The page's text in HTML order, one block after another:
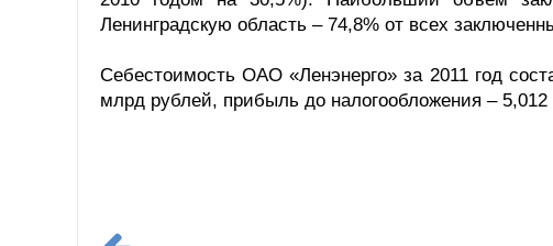
Ленинградскую область – 74,8% от всех
Себестоимость ОАО «Ленэнерго» за 2011 год
млрд рублей, прибыль до налогообложения –